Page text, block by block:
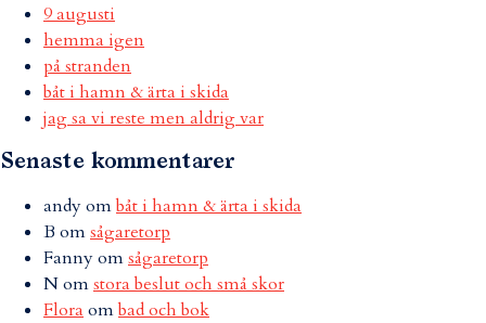
9 augusti
hemma igen
på stranden
båt i hamn & ärta i skida
jag sa vi reste men aldrig var
Senaste kommentarer
andyombåt i hamn & ärta i skida
B omsågaretorp
Fannyomsågaretorp
Nomstora beslut och små skor
Flora ombad och bok